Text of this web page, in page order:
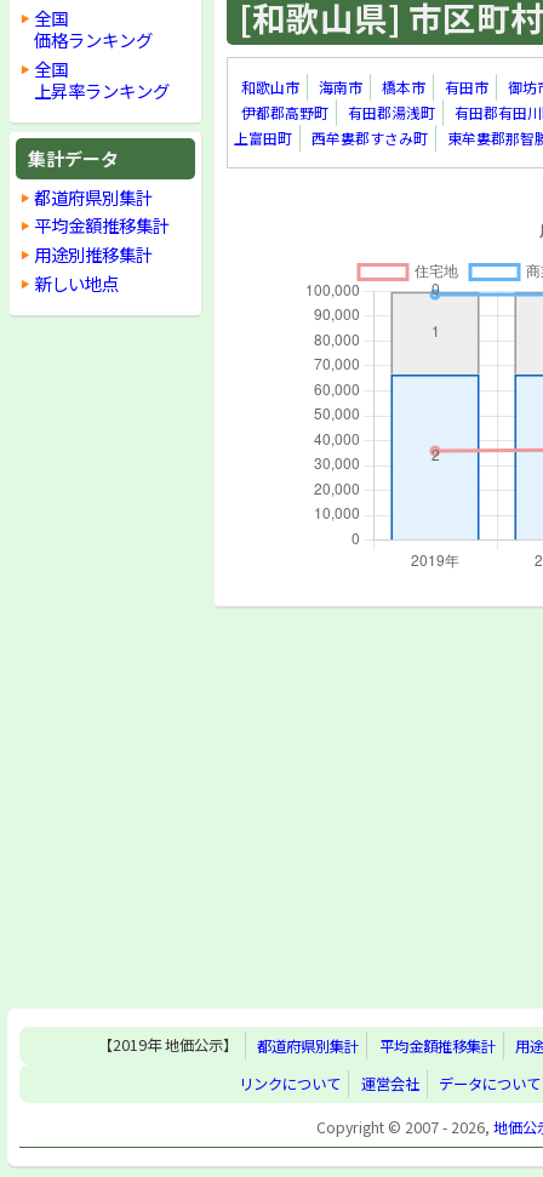
全国
価格ランキング
全国
上昇率ランキング
集計データ
都道府県別集計
平均金額推移集計
用途別推移集計
新しい地点
[和歌山県] 市区町
和歌山市 海南市 橋本市 有田市
御坊
伊都郡高野町
有田郡湯浅町
有田郡有田
上富田町
西牟婁郡すさみ町 東牟婁郡那智
【2019年 地価公示】 都道府県別集計 平均金額推移集計
用
リンクについて
運営会社
データについて
Copyright © 2007 - 2026, 地価公